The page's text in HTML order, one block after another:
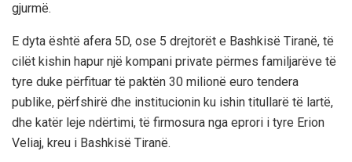
gjurmë.
E dyta është afera 5D, ose 5 drejtorët e Bashkisë Tiranë, të
cilët kishin hapur një kompani private përmes familjarëve të
tyre duke përfituar të paktën 30 milionë euro tendera
publike, përfshirë dhe institucionin ku ishin titullarë të lartë,
dhe katër leje ndërtimi, të firmosura nga eprori i tyre Erion
Veliaj, kreu i Bashkisë Tiranë.